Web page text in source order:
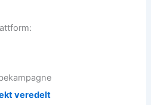
veredelt